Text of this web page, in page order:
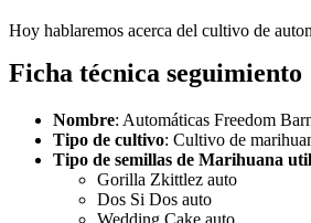
Hoy hablaremos acerca del cultivo de
Ficha técnica seguimiento
Nombre: Automáticas Freedom
Tipo de cultivo: Cultivo de
Tipo de semillas de Marihuana
Gorilla Zkittlez auto
Dos Si Dos auto